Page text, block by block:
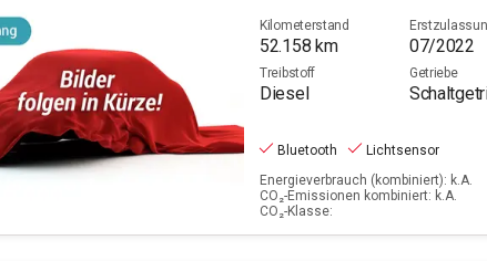
Kilometerstand
52.158 km 07/2022
Treibstoff
Diesel
Getriebe
Bluetooth
Lichtsensor
Energieverbrauch (kombiniert): k.A.
CO₂-Emissionen kombiniert: k.A.
CO₂-Klasse: